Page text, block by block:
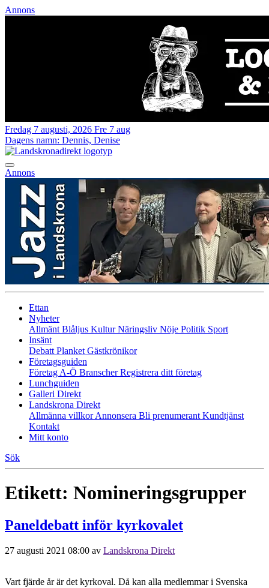
Annons
Fredag 7 augusti, 2026 Fre 7 aug
Dagens namn: Dennis, Denise
Annons
Ettan
Nyheter
Allmänt Blåljus KulturNäringsliv Nöje Politik Sport
Insänt
Debatt Planket Gästkrönikor
Företagsguiden
Företag A-Ö BranscherRegistrera ditt företag
Lunchguiden
Galleri Direkt
Landskrona Direkt
Allmänna villkorAnnonsera Bli prenumerant Kundtjänst
Kontakt
Mitt konto
Sök
Etikett: Nomineringsgrupper
Paneldebatt inför kyrkovalet
27 augusti 2021 08:00 av Landskrona Direkt
Vart fjärde år är det kyrkoval. Då kan alla medlemmar i Svenska